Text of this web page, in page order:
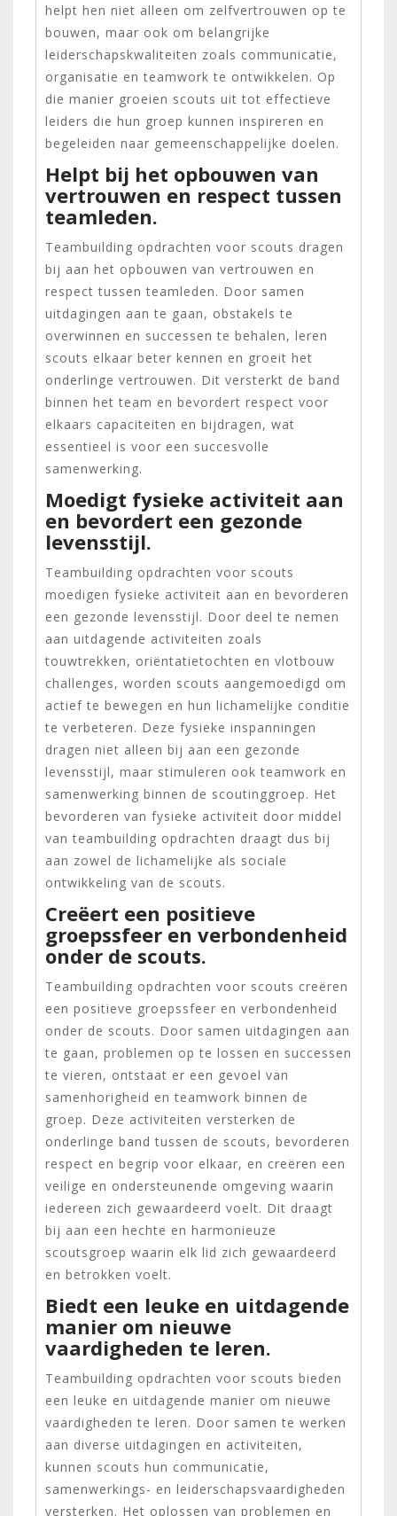
helpt hen niet alleen om zelfvertrouwen op te
bouwen, maar ook om belangrijke
leiderschapskwaliteiten zoals communicatie,
organisatie en teamwork te ontwikkelen. Op
die manier groeien scouts uit tot effectieve
leiders die hun groep kunnen inspireren en
begeleiden naar gemeenschappelijke doelen.
Helpt bij het opbouwen van
vertrouwen en respect tussen
teamleden.
Teambuilding opdrachten voor scouts dragen
bij aan het opbouwen van vertrouwen en
respect tussen teamleden. Door samen
uitdagingen aan te gaan, obstakels te
overwinnen en successen te behalen, leren
scouts elkaar beter kennen en groeit het
onderlinge vertrouwen. Dit versterkt de band
binnen het team en bevordert respect voor
elkaars capaciteiten en bijdragen, wat
essentieel is voor een succesvolle
samenwerking.
Moedigt fysieke activiteit aan
en bevordert een gezonde
levensstijl.
Teambuilding opdrachten voor scouts
moedigen fysieke activiteit aan en bevorderen
een gezonde levensstijl. Door deel te nemen
aan uitdagende activiteiten zoals
touwtrekken, oriëntatietochten en vlotbouw
challenges, worden scouts aangemoedigd om
actief te bewegen en hun lichamelijke conditie
te verbeteren. Deze fysieke inspanningen
dragen niet alleen bij aan een gezonde
levensstijl, maar stimuleren ook teamwork en
samenwerking binnen de scoutinggroep. Het
bevorderen van fysieke activiteit door middel
van teambuilding opdrachten draagt dus bij
aan zowel de lichamelijke als sociale
ontwikkeling van de scouts.
Creëert een positieve
groepssfeer en verbondenheid
onder de scouts.
Teambuilding opdrachten voor scouts creëren
een positieve groepssfeer en verbondenheid
onder de scouts. Door samen uitdagingen aan
te gaan, problemen op te lossen en successen
te vieren, ontstaat er een gevoel van
samenhorigheid en teamwork binnen de
groep. Deze activiteiten versterken de
onderlinge band tussen de scouts, bevorderen
respect en begrip voor elkaar, en creëren een
veilige en ondersteunende omgeving waarin
iedereen zich gewaardeerd voelt. Dit draagt
bij aan een hechte en harmonieuze
scoutsgroep waarin elk lid zich gewaardeerd
en betrokken voelt.
Biedt een leuke en uitdagende
manier om nieuwe
vaardigheden te leren.
Teambuilding opdrachten voor scouts bieden
een leuke en uitdagende manier om nieuwe
vaardigheden te leren. Door samen te werken
aan diverse uitdagingen en activiteiten,
kunnen scouts hun communicatie,
samenwerkings- en leiderschapsvaardigheden
versterken. Het oplossen van problemen en